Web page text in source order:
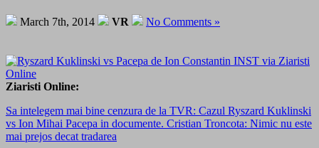
March 7th, 2014 VR No Comments »
Ziaristi Online:
Sa intelegem mai bine cenzura de la TVR: Cazul Ryszard Kuklinski
vs Ion Mihai Pacepa in documente. Cristian Troncota: Nimic nu este
mai prejos decat tradarea